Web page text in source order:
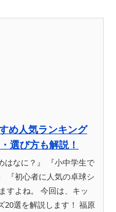
め人気ランキング
選び方も解説！
はなに？』 『小中学生で
『初心者に人気の卓球シ
すよね。 今回は、キッ
20選を解説します！ 福原